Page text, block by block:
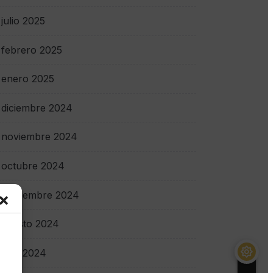
julio 2025
febrero 2025
enero 2025
diciembre 2024
noviembre 2024
octubre 2024
septiembre 2024
agosto 2024
julio 2024